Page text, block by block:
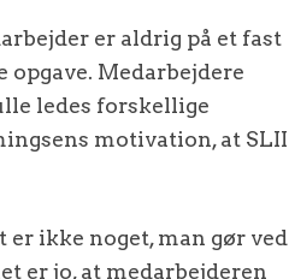
er aldrig på et fast
Medarbejdere
ledes forskellige
motivation, at SLII
er ikke noget, man gør ved
er jo, at medarbejderen